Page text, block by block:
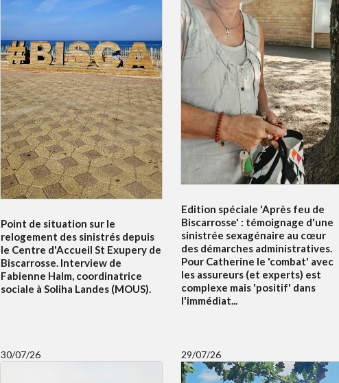
Point de situation sur le
relogement des sinistrés depuis
le Centre d'Accueil St Exupery de
Biscarrosse. Interview de
Fabienne Halm, coordinatrice
sociale à Soliha Landes (MOUS).
Edition spéciale 'Après feu de
Biscarrosse' : témoignage d'une
sinistrée sexagénaire au cœur
des démarches administratives.
Pour Catherine le 'combat' avec
les assureurs (et experts) est
complexe mais 'positif' dans
l'immédiat...
30/07/26 29/07/26